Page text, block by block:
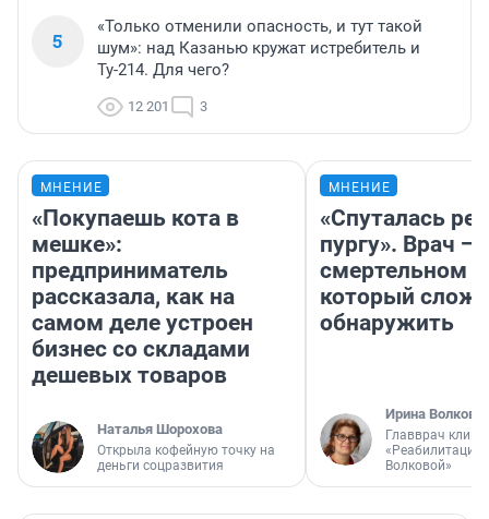
5
«Только отменили опасность, и тут такой
шум»: над Казанью кружат истребитель и
Ту-214. Для чего?
12 201 3
МНЕНИЕ
«Покупаешь кота в
мешке»:
предприниматель
рассказала, как на
самом деле устроен
бизнес со складами
дешевых товаров
Наталья Шорохова
Открыла кофейную точку на
деньги соцразвития
МНЕНИЕ
«Спуталась
пургу». Врач —
смертельном
который
обнаружить
Ирина Волкова
Главврач
«Реабилитация
Волковой»